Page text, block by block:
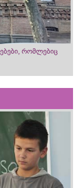
რომლებიც